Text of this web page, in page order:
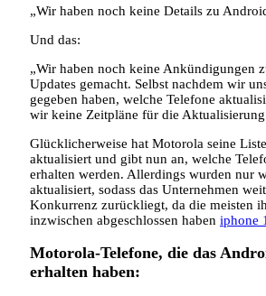
„Wir haben noch keine Details zu
Und das:
„Wir haben noch keine Ankündigungen
Updates gemacht. Selbst nachdem wir
gegeben haben, welche Telefone
wir keine Zeitpläne für die Aktualisierung
Glücklicherweise hat Motorola seine
aktualisiert und gibt nun an, welche
erhalten werden. Allerdings wurden nur
aktualisiert, sodass das Unternehmen
Konkurrenz zurückliegt, da die meisten
inzwischen abgeschlossen haben iphone
Motorola-Telefone, die das
erhalten haben: